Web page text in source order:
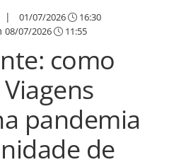
01/07/2026 16:30
08/07/2026 11:55
como
pandemia
de